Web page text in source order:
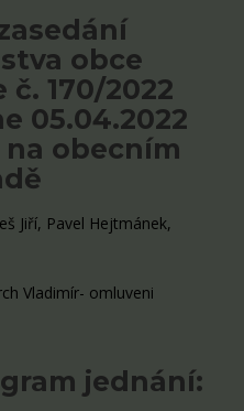
obce
č. 170/2022
05.04.2022
na obecním
Jiří, Pavel Hejtmánek,
Vladimír- omluveni
jednání: